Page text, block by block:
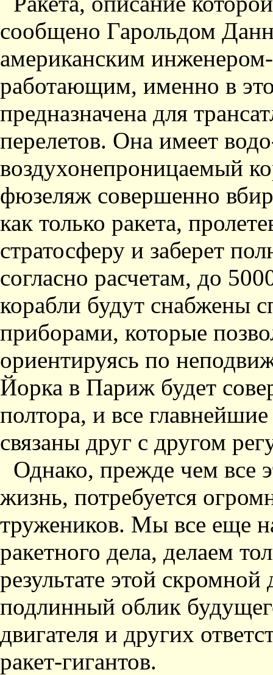
сообщено Гарольдом
американским
работающим, именно в
предназначена для
перелетов. Она имеет
воздухонепроницаемый
фюзеляж совершенно
как только ракета,
стратосферу и заберет
согласно расчетам, до
корабли будут снабжены
приборами, которые
ориентируясь по
Йорка в Париж будет
полтора, и все
связаны друг с другом
Однако, прежде чем все
жизнь, потребуется
тружеников. Мы все еще
ракетного дела, делаем
результате этой
подлинный облик
двигателя и других
ракет-гигантов.